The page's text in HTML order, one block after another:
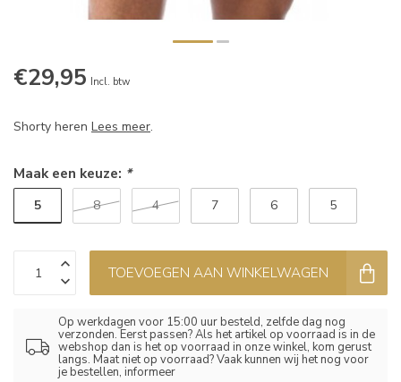
€29,95 Incl. btw
Shorty heren Lees meer.
Maak een keuze: *
5 8 4 7 6 5
TOEVOEGEN AAN WINKELWAGEN
Op werkdagen voor 15:00 uur besteld, zelfde dag nog
verzonden. Eerst passen? Als het artikel op voorraad is in de
webshop dan is het op voorraad in onze winkel, kom gerust
langs. Maat niet op voorraad? Vaak kunnen wij het nog voor
je bestellen, informeer